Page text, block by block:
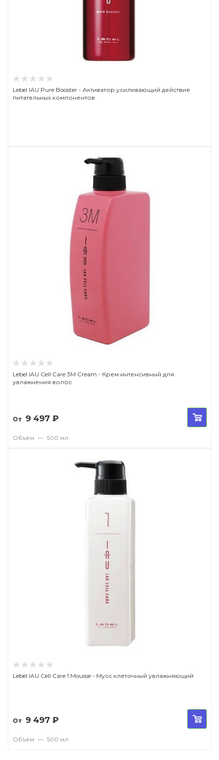
Lebel IAU Pure Booster - Активатор усиливающий действие
питательных компонентов
Lebel IAU Cell Care 3M Cream - Крем интенсивный для
увлажнения волос
От 9 497 ₽
Объем — 500 мл
Lebel IAU Cell Care 1 Mousse - Мусс клеточный увлажняющий
От 9 497 ₽
Объем — 500 мл